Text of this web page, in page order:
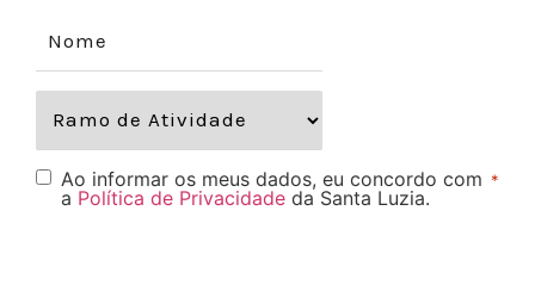
Ao informar os meus dados, eu concordo com
a Política de Privacidade da Santa Luzia.
*